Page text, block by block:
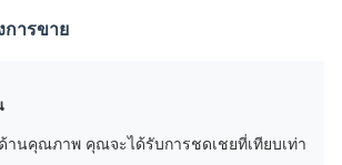
การขาย
นคุณภาพ คุณจะได้รับการชดเชยที่เทียบเท่า